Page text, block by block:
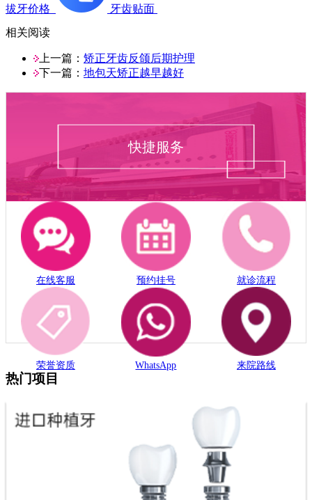
拔牙价格
牙齿贴面
相关阅读
上一篇： 矫正牙齿反颌后期护理
下一篇： 地包天矫正越早越好
快捷服务
在线客服 预约挂号 就诊流程
荣誉资质 WhatsApp 来院路线
热门项目